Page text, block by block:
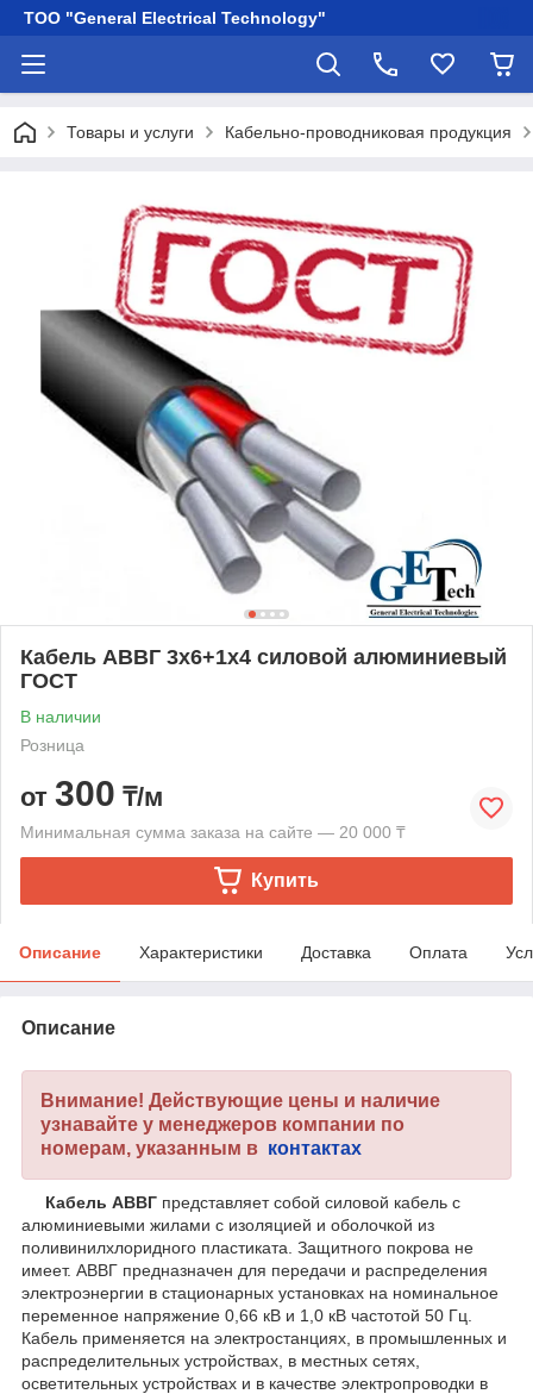
ТОО "General Electrical Technology"
Товары и услуги Кабельно-проводниковая продукция
Кабель АВВГ 3х6+1х4 силовой алюминиевый
ГОСТ
В наличии
Розница
от 300 ₸/м
Минимальная сумма заказа на сайте — 20 000 ₸
Купить
Описание Характеристики Доставка Оплата
Описание
Внимание! Действующие цены и наличие
узнавайте у менеджеров компании по
номерам, указанным в контактах
Кабель АВВГ представляет собой силовой кабель с
алюминиевыми жилами с изоляцией и оболочкой из
поливинилхлоридного пластиката. Защитного покрова не
имеет. АВВГ предназначен для передачи и распределения
электроэнергии в стационарных установках на номинальное
переменное напряжение 0,66 кВ и 1,0 кВ частотой 50 Гц.
Кабель применяется на электростанциях, в промышленных и
распределительных устройствах, в местных сетях,
осветительных устройствах и в качестве электропроводки в